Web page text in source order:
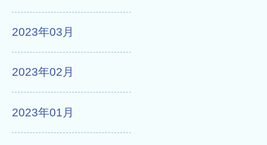
2023年03月
2023年02月
2023年01月